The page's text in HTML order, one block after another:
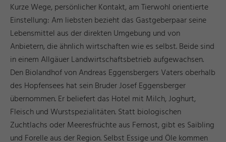
Kurze Wege, persönlicher Kontakt, am Tierwohl orientierte
Einstellung: Am liebsten bezieht das Gastgeberpaar seine
Lebensmittel aus der direkten Umgebung und von
Anbietern, die ähnlich wirtschaften wie es selbst. Beide sind
in einem Allgäuer Landwirtschaftsbetrieb aufgewachsen.
Den Biolandhof von Andreas Eggensbergers Vaters oberhalb
des Hopfensees hat sein Bruder Josef Eggensberger
übernommen. Er beliefert das Hotel mit Milch, Joghurt,
Fleisch und Wurstspezialitäten. Statt biologischen
Zuchtlachs oder Meeresfrüchte aus Fernost, gibt es Saibling
und Forelle aus der Region. Selbst Essige und Öle kommen